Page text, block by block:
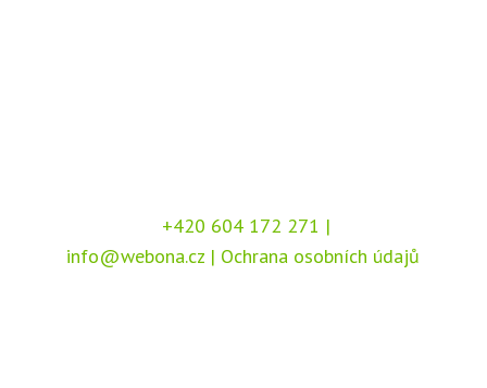
+420 604 172 271 |
info@webona.cz | Ochrana osobních údajů